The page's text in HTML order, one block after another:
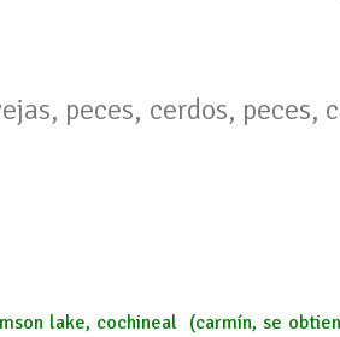
peces, cerdos, peces,
lake, cochineal (carmín, se